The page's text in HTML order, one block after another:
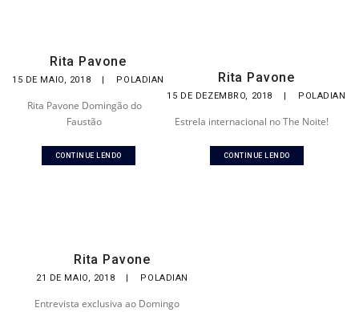
Rita Pavone
15 DE MAIO, 2018 | POLADIAN
Rita Pavone Domingão do
Faustão
CONTINUE LENDO
Rita Pavone
15 DE DEZEMBRO, 2018 | POLADIAN
Estrela internacional no The Noite!
CONTINUE LENDO
Rita Pavone
21 DE MAIO, 2018 | POLADIAN
Entrevista exclusiva ao Domingo